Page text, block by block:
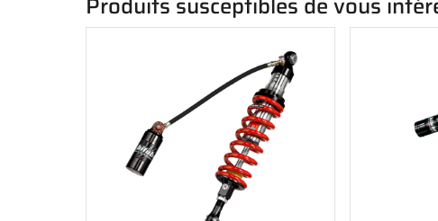
Produits susceptibles de vous